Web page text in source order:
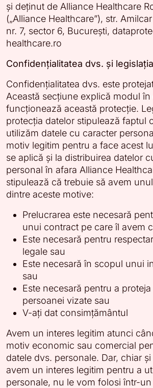
și deținut de Alliance Healthcare
(„Alliance Healthcare”), str.
nr. 7, sector 6, București,
healthcare.ro
Confidențialitatea dvs. și legislația
Confidențialitatea dvs. este
Această secțiune explică modul în
funcționează această protecție.
protecția datelor stipulează faptul
utilizăm datele cu caracter
motiv legitim pentru a face acest
se aplică și la distribuirea datelor
personal în afara Alliance
stipulează că trebuie să avem
dintre aceste motive:
Prelucrarea este necesară
unui contract pe care îl avem
Este necesară pentru
legale sau
Este necesară în scopul unui
sau
Este necesară pentru a
persoanei vizate sau
V-ați dat consimțământul
Avem un interes legitim atunci
motiv economic sau comercial
datele dvs. personale. Dar, chiar
avem un interes legitim pentru a
personale, nu le vom folosi într-